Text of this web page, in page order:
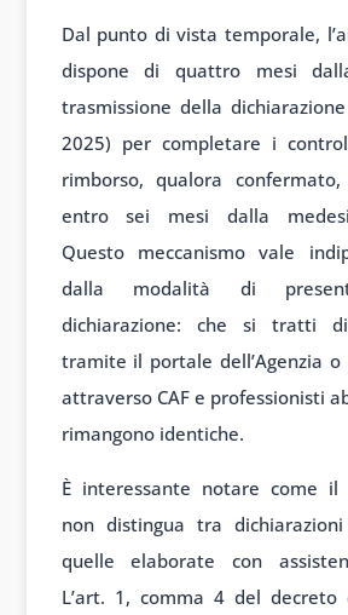
Dal punto di vista temporale,
dispone di quattro mesi
trasmissione della
2025) per completare i
rimborso, qualora
entro sei mesi dalla
Questo meccanismo vale
dalla modalità di
dichiarazione: che si tratti
tramite il portale dell’Agenzia o
attraverso CAF e professionisti
rimangono identiche.
È interessante notare come il
non distingua tra
quelle elaborate con
L’art. 1, comma 4 del decreto